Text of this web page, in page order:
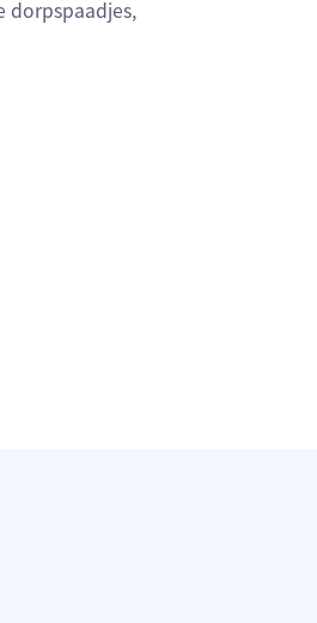
dorpspaadjes,